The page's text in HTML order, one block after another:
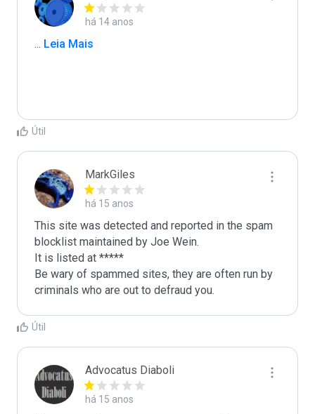
há 14 anos
... Leia Mais
Útil
MarkGiles
há 15 anos
This site was detected and reported in the spam
blocklist maintained by Joe Wein.
It is listed at *****
Be wary of spammed sites, they are often run by
criminals who are out to defraud you.
Útil
Advocatus Diaboli
há 15 anos